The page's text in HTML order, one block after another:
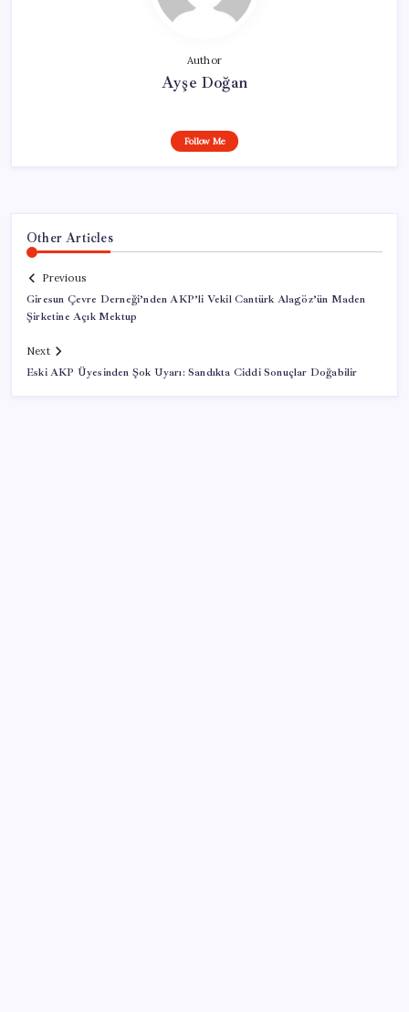
Author
Ayşe Doğan
Follow Me
Other Articles
Previous
Giresun Çevre Derneği’nden AKP’li Vekil Cantürk Alagöz’ün Maden
Şirketine Açık Mektup
Next
Eski AKP Üyesinden Şok Uyarı: Sandıkta Ciddi Sonuçlar Doğabilir